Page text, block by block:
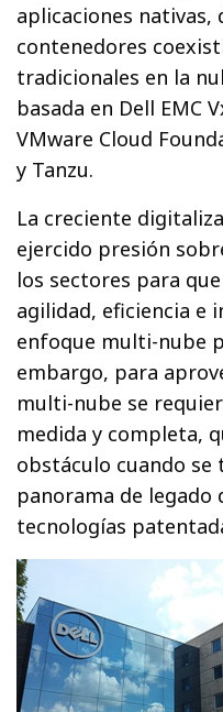
aplicaciones nativas,
contenedores
tradicionales en la
basada en Dell EMC
VMware Cloud
y Tanzu.
La creciente
ejercido presión
los sectores para
agilidad, eficiencia e
enfoque multi-nube
embargo, para
multi-nube se
medida y completa,
obstáculo cuando
panorama de legado
tecnologías